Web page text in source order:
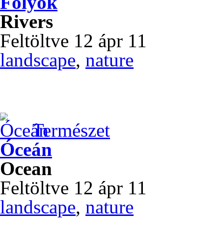
Rivers
Feltöltve 12 ápr 11
landscape, nature
Természet
Óceán
Ocean
Feltöltve 12 ápr 11
landscape, nature